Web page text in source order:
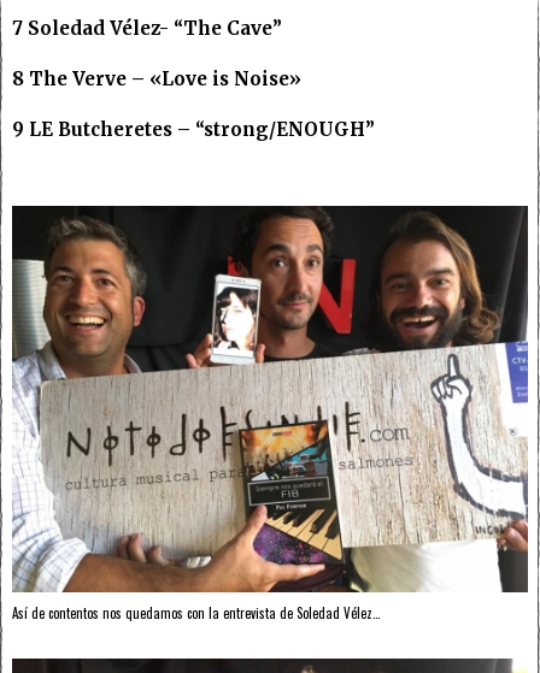
7 Soledad Vélez- “The Cave”
8 The Verve – «Love is Noise»
9 LE Butcheretes – “strong/ENOUGH”
Así de contentos nos quedamos con la entrevista de Soledad Vélez…